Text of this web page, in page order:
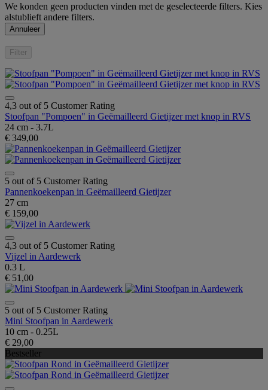
We konden geen producten vinden met de geselecteerde filters. Kies
alstublieft andere filters.
Annuleer
Filter
4,3 out of 5 Customer Rating
Stoofpan "Pompoen" in Geëmailleerd Gietijzer met knop in RVS
24 cm - 3.7L
€ 349,00
5 out of 5 Customer Rating
Pannenkoekenpan in Geëmailleerd Gietijzer
27 cm
€ 159,00
4,3 out of 5 Customer Rating
Vijzel in Aardewerk
0.3 L
€ 51,00
5 out of 5 Customer Rating
Mini Stoofpan in Aardewerk
10 cm - 0.25L
€ 29,00
Bestseller